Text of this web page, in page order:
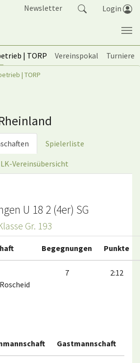
Newsletter Login
| TORP Vereinspokal
Turniere
| TORP
Spielerliste
LK-Vereinsübersicht
U 18 2 (4er) SG
Gr. 193
Begegnungen Punkte
7 2:12
Gastmannschaft